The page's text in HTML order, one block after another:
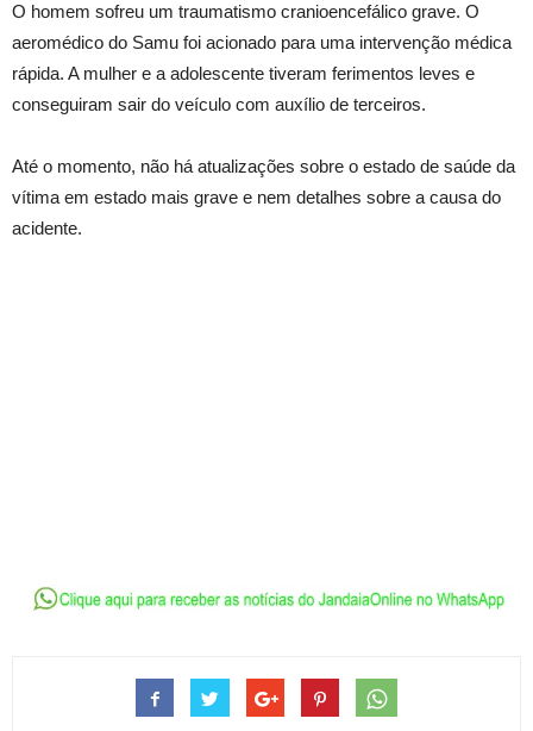
O homem sofreu um traumatismo cranioencefálico grave. O
aeromédico do Samu foi acionado para uma intervenção médica
rápida. A mulher e a adolescente tiveram ferimentos leves e
conseguiram sair do veículo com auxílio de terceiros.
Até o momento, não há atualizações sobre o estado de saúde da
vítima em estado mais grave e nem detalhes sobre a causa do
acidente.